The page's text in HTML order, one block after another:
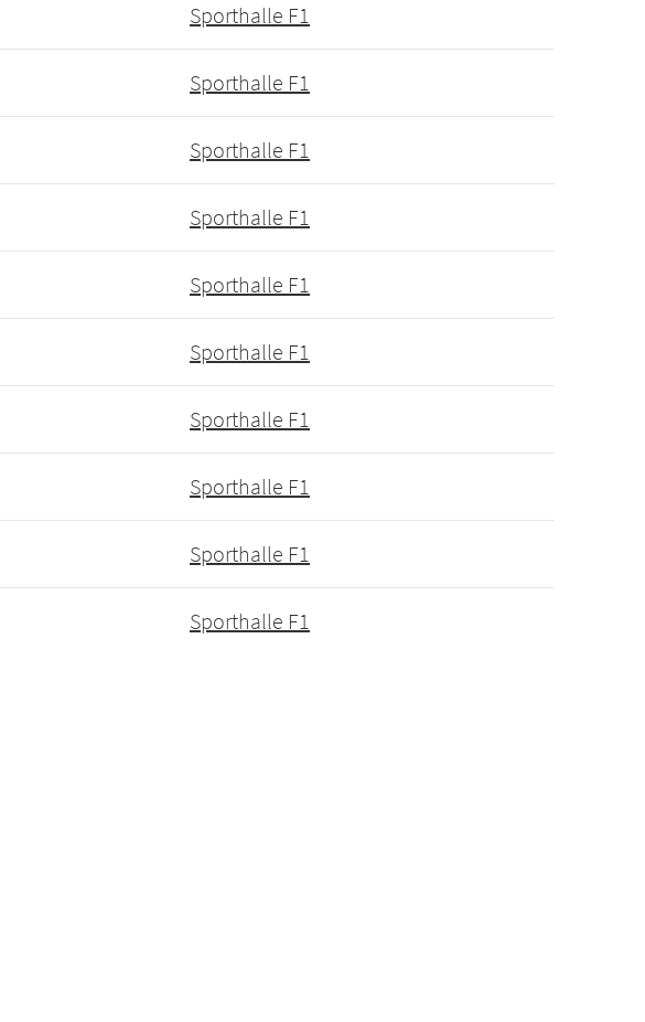
Sporthalle F1
Sporthalle F1
Sporthalle F1
Sporthalle F1
Sporthalle F1
Sporthalle F1
Sporthalle F1
Sporthalle F1
Sporthalle F1
Sporthalle F1